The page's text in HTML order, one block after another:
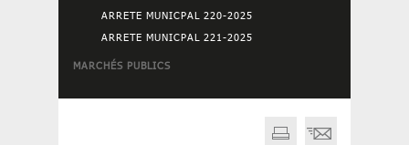
ARRETE MUNICPAL 220-2025
ARRETE MUNICPAL 221-2025
MARCHÉS PUBLICS